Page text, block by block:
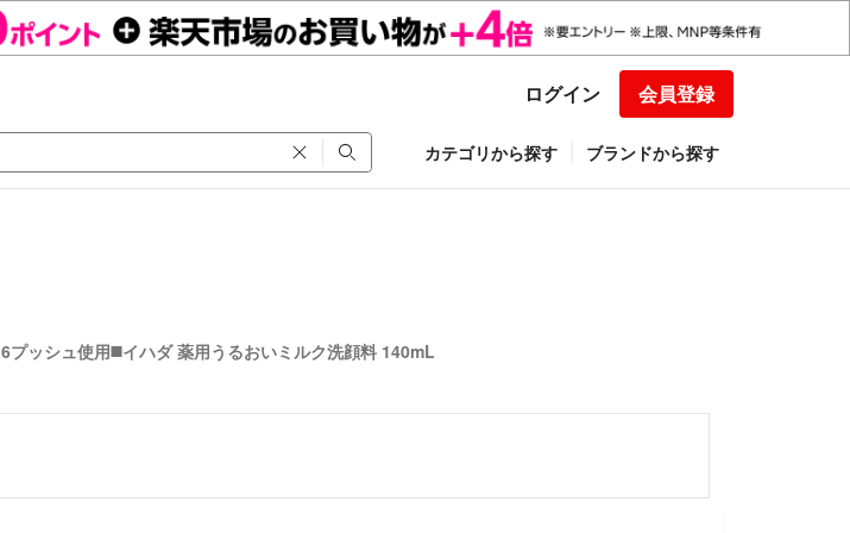
ログイン 会員登録
カテゴリから探す ブランドから探す
6プッシュ使用◼️イハダ 薬用うるおいミルク洗顔料 140mL